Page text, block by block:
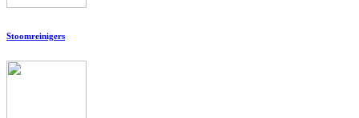
Stoomreinigers